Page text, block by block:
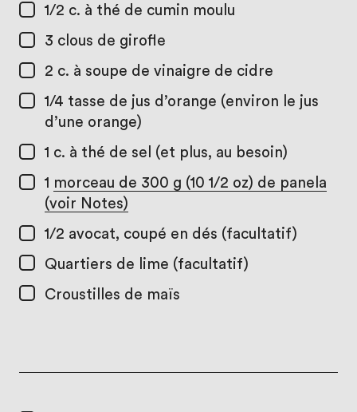
1/2 c. à thé de cumin moulu
3 clous de girofle
2 c. à soupe de vinaigre de cidre
1/4 tasse de jus d’orange (environ le jus
d’une orange)
1 c. à thé de sel (et plus, au besoin)
1 morceau de 300 g (10 1/2 oz) de panela
(voir Notes)
1/2 avocat, coupé en dés (facultatif)
Quartiers de lime (facultatif)
Croustilles de maïs